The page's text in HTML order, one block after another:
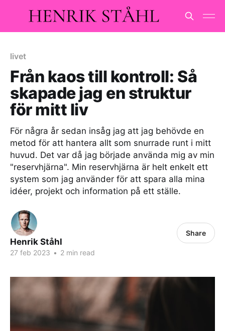
livet
Från kaos till kontroll: Så
skapade jag en struktur
för mitt liv
För några år sedan insåg jag att jag behövde en
metod för att hantera allt som snurrade runt i mitt
huvud. Det var då jag började använda mig av min
"reservhjärna". Min reservhjärna är helt enkelt ett
system som jag använder för att spara alla mina
idéer, projekt och information på ett ställe.
Henrik Ståhl
27 feb 2023 • 2 min read
Share